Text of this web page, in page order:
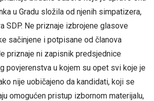
u Gradu složila od njenih simpatizera,
SDP. Ne priznaje izbrojene glasove
sačinjene i potpisane od članova
priznaje ni zapisnik predsjednice
povjerenstva u kojem su opet svi koje je
nije uobičajeno da kandidati, koji se
omogućen pristup izbornom materijalu,